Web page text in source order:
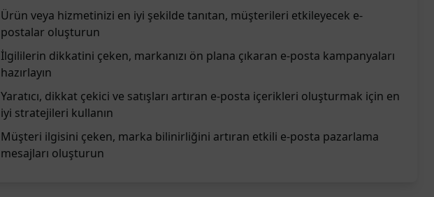
Ürün veya hizmetinizi en iyi şekilde tanıtan, müşterileri etkileyecek e-
postalar oluşturun
İlgililerin dikkatini çeken, markanızı ön plana çıkaran e-posta kampanyaları
hazırlayın
Yaratıcı, dikkat çekici ve satışları artıran e-posta içerikleri oluşturmak için en
iyi stratejileri kullanın
Müşteri ilgisini çeken, marka bilinirliğini artıran etkili e-posta pazarlama
mesajları oluşturun